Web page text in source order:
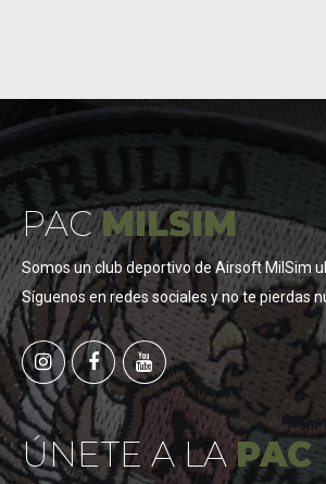
PACMILSIM
Somos un club deportivo de Airsoft MilSim
Síguenos en redes sociales y no te pierdas
ÚNETE A LAPAC